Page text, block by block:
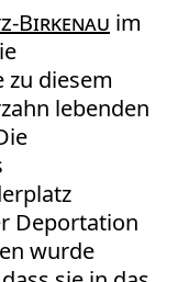
Birkenau im
zu diesem
lebenden
Deportation
wurde